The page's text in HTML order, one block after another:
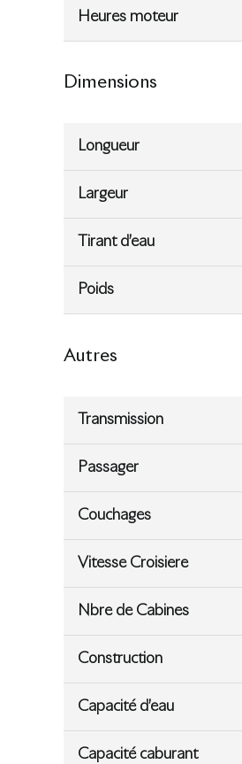
Heures moteur
Dimensions
Longueur
Largeur
Tirant d’eau
Poids
Autres
Transmission
Passager
Couchages
Vitesse Croisiere
Nbre de Cabines
Construction
Capacité d’eau
Capacité caburant